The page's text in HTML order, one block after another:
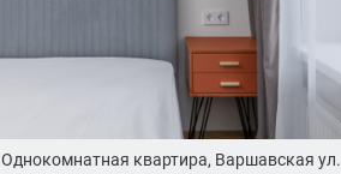
Однокомнатная квартира, Варшавская ул.